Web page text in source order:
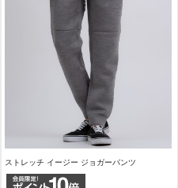
ストレッチ イージー ジョガーパンツ